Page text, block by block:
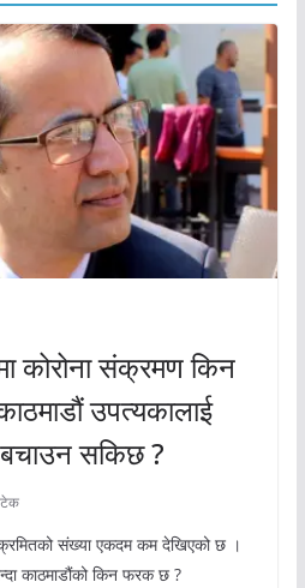
कोरोना संक्रमण किन
उपत्यकालाई
बचाउन सकिछ ?
संख्या एकदम कम देखिएको छ ।
काठमाडौंको किन फरक छ ?